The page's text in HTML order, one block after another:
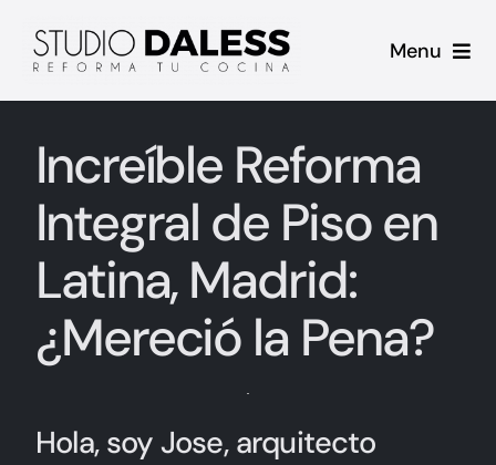
Menu
Proyectos
Casos de Éxito
Sobre mi
Blog
Increíble Reforma
Integral de Piso en
Latina, Madrid:
¿Mereció la Pena?
Hola, soy Jose, arquitecto